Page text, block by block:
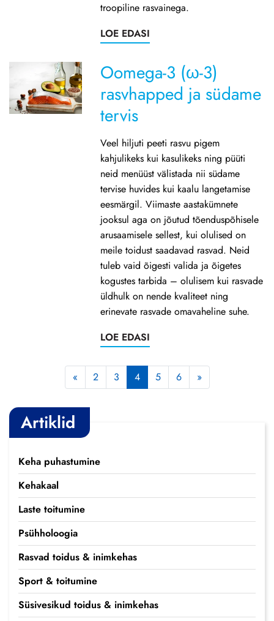
Artiklid
Keha puhastumine
Kehakaal
Laste toitumine
Psühholoogia
Rasvad toidus & inimkehas
Sport & toitumine
Süsivesikud toidus & inimkehas
troopiline rasvainega.
LOE EDASI
Oomega-3 (ω-3)
rasvhapped ja südame
tervis
Veel hiljuti peeti rasvu pigem
kahjulikeks kui kasulikeks ning püüti
neid menüüst välistada nii südame
tervise huvides kui kaalu langetamise
eesmärgil. Viimaste aastakümnete
jooksul aga on jõutud tõenduspõhisele
arusaamisele sellest, kui olulised on
meile toidust saadavad rasvad. Neid
tuleb vaid õigesti valida ja õigetes
kogustes tarbida – olulisem kui rasvade
üldhulk on nende kvaliteet ning
erinevate rasvade omavaheline suhe.
LOE EDASI
« 2 3 4 5 6 »